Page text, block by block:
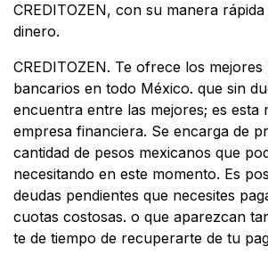
CREDITOZEN, con su manera
dinero.
CREDITOZEN. Te ofrece los mejores
bancarios en todo México. que sin
encuentra entre las mejores; es esta
empresa financiera. Se encarga de
cantidad de pesos mexicanos que
necesitando en este momento. Es
deudas pendientes que necesites
cuotas costosas. o que aparezcan
te de tiempo de recuperarte de tu